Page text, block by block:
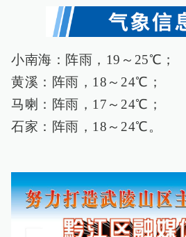
小南海：阵雨，19～25℃；
黄溪：阵雨，18～24℃；
马喇：阵雨，17～24℃；
石家：阵雨，18～24℃。